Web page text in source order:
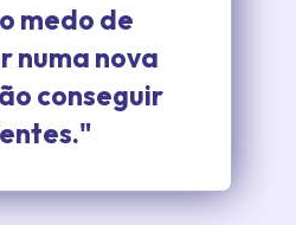
medo de
numa nova
conseguir